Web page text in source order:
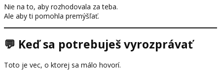
Nie na to, aby rozhodovala za teba.
Ale aby ti pomohla premýšľať.
💬 Keď sa potrebuješ vyrozprávať
Toto je vec, o ktorej sa málo hovorí.